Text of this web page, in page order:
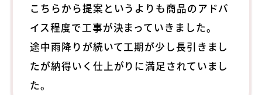
こちらから提案というよりも商品のアドバ
イス程度で工事が決まっていきました。
途中雨降りが続いて工期が少し長引きまし
たが納得いく仕上がりに満足されていまし
た。